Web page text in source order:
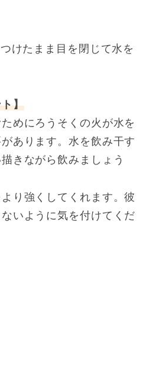
けたまま目を閉じて水を
】
めにろうそくの火が水を
あります。水を飲み干す
きながら飲みましょう
り強くしてくれます。彼
いように気を付けてくだ